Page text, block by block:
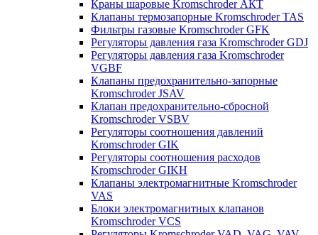
Краны шаровые Kromschroder АКТ
Клапаны термозапорные Kromschroder TAS
Фильтры газовые Kromschroder GFK
Регуляторы давления газа Kromschroder GDJ
Регуляторы давления газа Kromschroder
VGBF
Клапаны предохранительно-запорные
Kromschroder JSAV
Клапан предохранительно-сбросной
Kromschroder VSBV
Регуляторы соотношения давлений
Kromschroder GIK
Регуляторы соотношения расходов
Kromschroder GIKH
Клапаны электромагнитные Kromschroder
VAS
Блоки электромагнитных клапанов
Kromschroder VCS